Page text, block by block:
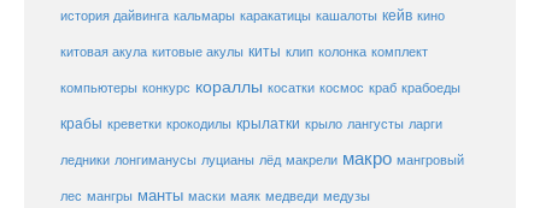
история дайвинга кальмары каракатицы кашалоты кейв кино
китовая акула китовые акулы киты клип колонка комплект
компьютеры конкурс кораллы косатки космос краб крабоеды
крабы креветки крокодилы крылатки крыло лангусты ларги
ледники лонгиманусы луцианы лёд макрели макро мангровый
лес мангры манты маски маяк медведи медузы